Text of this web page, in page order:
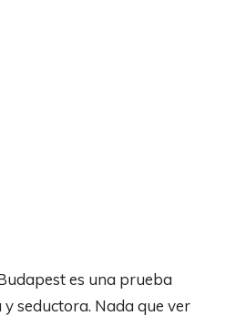
es una prueba
seductora. Nada que ver